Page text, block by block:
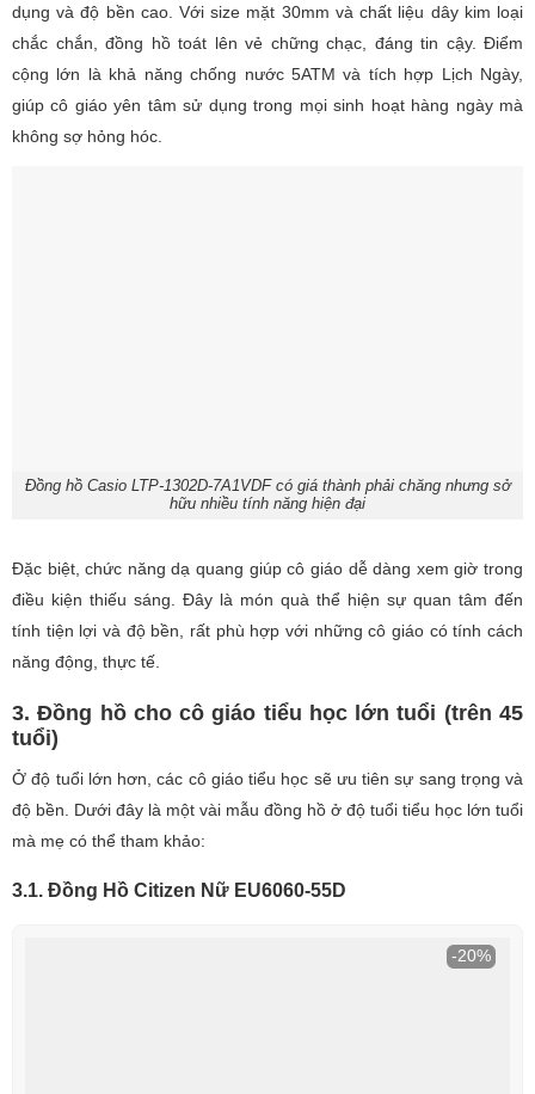
dụng và độ bền cao. Với size mặt 30mm và chất liệu dây kim loại
chắc chắn, đồng hồ toát lên vẻ chững chạc, đáng tin cậy. Điểm
cộng lớn là khả năng chống nước 5ATM và tích hợp Lịch Ngày,
giúp cô giáo yên tâm sử dụng trong mọi sinh hoạt hàng ngày mà
không sợ hỏng hóc.
Đồng hồ Casio LTP-1302D-7A1VDF có giá thành phải chăng nhưng sở
hữu nhiều tính năng hiện đại
Đặc biệt, chức năng dạ quang giúp cô giáo dễ dàng xem giờ trong
điều kiện thiếu sáng. Đây là món quà thể hiện sự quan tâm đến
tính tiện lợi và độ bền, rất phù hợp với những cô giáo có tính cách
năng động, thực tế.
3. Đồng hồ cho cô giáo tiểu học lớn tuổi (trên 45
tuổi)
Ở độ tuổi lớn hơn, các cô giáo tiểu học sẽ ưu tiên sự sang trọng và
độ bền. Dưới đây là một vài mẫu đồng hồ ở độ tuổi tiểu học lớn tuổi
mà mẹ có thể tham khảo:
3.1. Đồng Hồ Citizen Nữ EU6060-55D
-20%